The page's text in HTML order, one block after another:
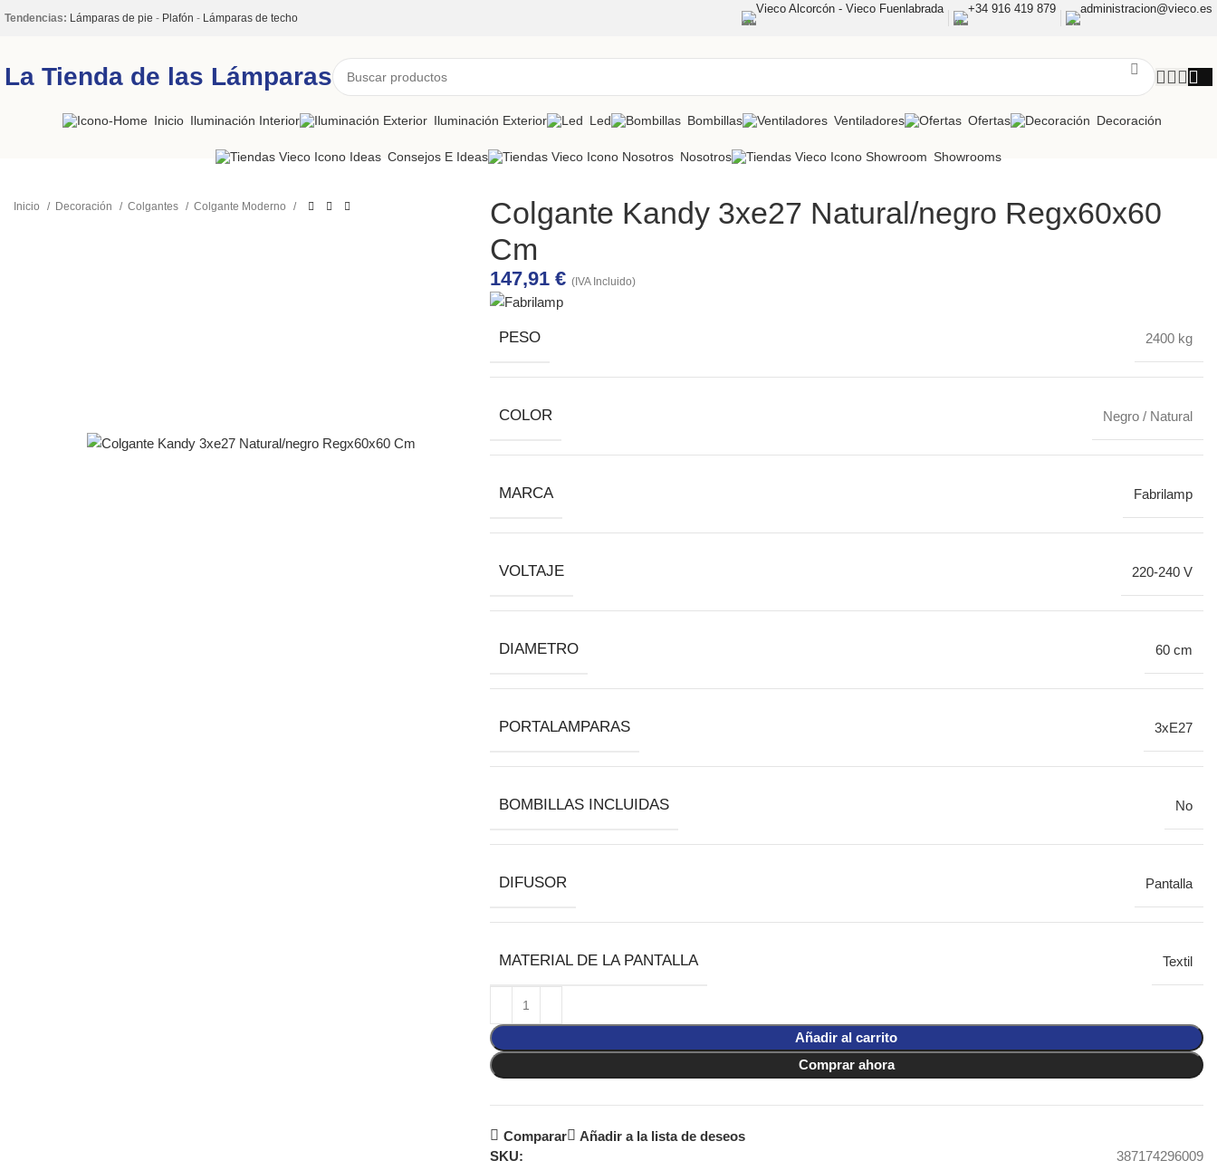
Tendencias: Lámparas de pie - Plafón - Lámparas de techo
Vieco Alcorcón - Vieco Fuenlabrada +34 916 419 879 administracion@vieco.es
La Tienda de las Lámparas
Inicio Iluminación Interior Iluminación Exterior Led Bombillas Ventiladores Ofertas Decoración
Consejos E Ideas Nosotros Showrooms
Inicio Decoración Colgantes Colgante Moderno
Colgante Kandy 3xe27 Natural/negro Regx60x60
Cm
147,91 € (IVA Incluido)
PESO 2400 kg
COLOR Negro / Natural
MARCA Fabrilamp
VOLTAJE 220-240 V
DIAMETRO 60 cm
PORTALAMPARAS 3xE27
BOMBILLAS INCLUIDAS No
DIFUSOR Pantalla
MATERIAL DE LA PANTALLA Textil
Añadir al carrito
Comprar ahora
Comparar
Añadir a la lista de deseos
SKU:
387174296009